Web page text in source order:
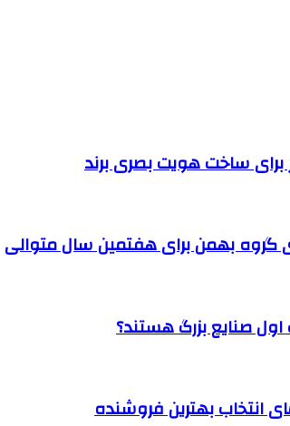
ساخت هویت بصری برند
بهمن برای هفتمین سال متوالی
انتخاب بهترین فروشنده